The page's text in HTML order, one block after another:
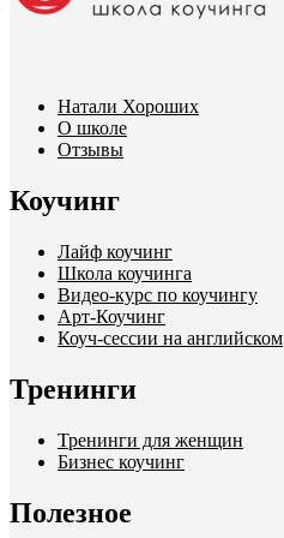
Натали Хороших
О школе
Отзывы
Коучинг
Лайф коучинг
Школа коучинга
Видео-курс по коучингу
Арт-Коучинг
Коуч-сессии на английском
Тренинги
Тренинги для женщин
Бизнес коучинг
Полезное